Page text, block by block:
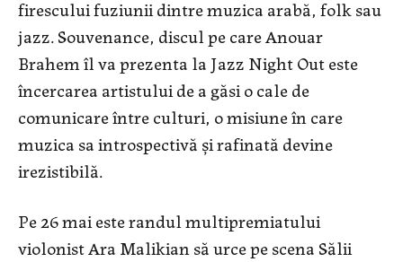
firescului fuziunii dintre muzica arabă, folk sau
jazz. Souvenance, discul pe care Anouar
Brahem îl va prezenta la Jazz Night Out este
încercarea artistului de a găsi o cale de
comunicare între culturi, o misiune în care
muzica sa introspectivă și rafinată devine
irezistibilă.
Pe 26 mai este randul multipremiatului
violonist Ara Malikian să urce pe scena Sălii